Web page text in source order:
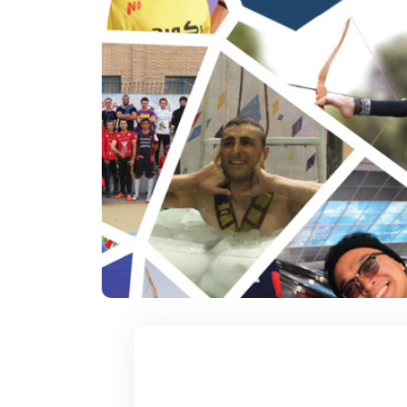
در یک
۱۲ آذر ۱۴۰۴
سریعترین زمان 1000 متر روپایی زدن با